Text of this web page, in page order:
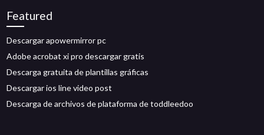
Featured
Descargar apowermirror pc
Adobe acrobat xi pro descargar gratis
Descarga gratuita de plantillas gráficas
Descargar ios line video post
Descarga de archivos de plataforma de toddleedoo